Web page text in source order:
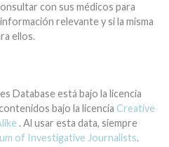
con sus médicos para
relevante y si la misma
ellos.
Database está bajo la licencia
bajo la licencia Creative
. Al usar esta data, siempre
of Investigative Journalists.